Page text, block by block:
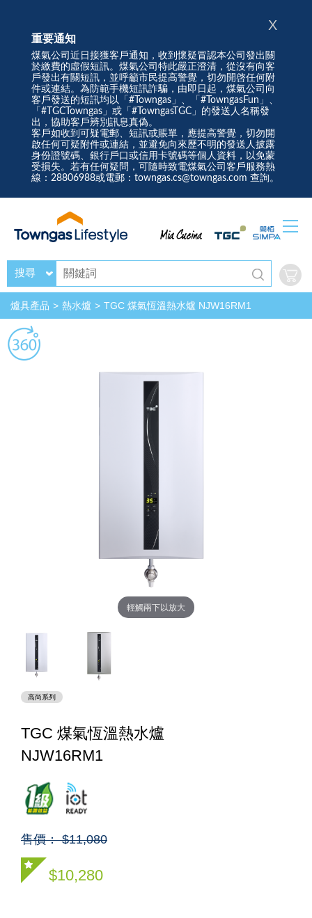
重要通知
煤氣公司近日接獲客戶通知，收到懷疑冒認本公司發出關
於繳費的虛假短訊。煤氣公司特此嚴正澄清，從沒有向客
戶發出有關短訊，並呼籲市民提高警覺，切勿開啓任何附
件或連結。為防範手機短訊詐騙，由即日起，煤氣公司向
客戶發送的短訊均以「#Towngas」、「#TowngasFun」、
「#TGCTowngas」或「#TowngasTGC」的發送人名稱發
出，協助客戶辨別訊息真偽。
客戶如收到可疑電郵、短訊或賬單，應提高警覺，切勿開
啟任何可疑附件或連結，並避免向來歷不明的發送人披露
身份證號碼、銀行戶口或信用卡號碼等個人資料，以免蒙
受損失。若有任何疑問，可隨時致電煤氣公司客戶服務熱
線：28806988或電郵：towngas.cs@towngas.com 查詢。
X
搜尋
爐具產品 熱水爐 TGC 煤氣恆溫熱水爐 NJW16RM1
輕觸兩下以放大
高尚系列
TGC 煤氣恆溫熱水爐
NJW16RM1
售價： $11,080
$10,280